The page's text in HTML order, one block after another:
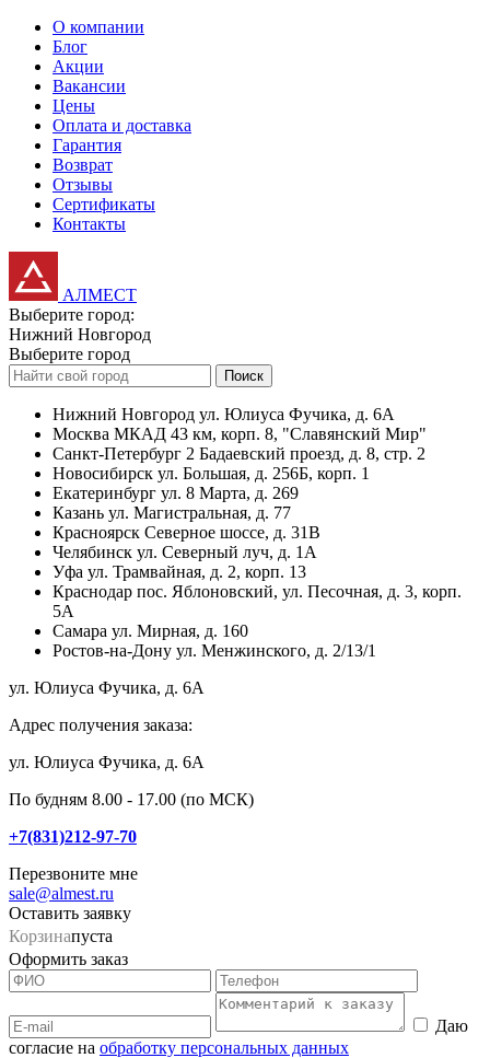
О компании
Блог
Акции
Вакансии
Цены
Оплата и доставка
Гарантия
Возврат
Отзывы
Сертификаты
Контакты
АЛМЕСТ
Выберите город:
Нижний Новгород
Выберите город
Поиск
Нижний Новгород ул. Юлиуса Фучика, д. 6А
Москва МКАД 43 км, корп. 8, "Славянский Мир"
Санкт-Петербург 2 Бадаевский проезд, д. 8, стр. 2
Новосибирск ул. Большая, д. 256Б, корп. 1
Екатеринбург ул. 8 Марта, д. 269
Казань ул. Магистральная, д. 77
Красноярск Северное шоссе, д. 31В
Челябинск ул. Северный луч, д. 1А
Уфа ул. Трамвайная, д. 2, корп. 13
Краснодар пос. Яблоновский, ул. Песочная, д. 3, корп.
5А
Самара ул. Мирная, д. 160
Ростов-на-Дону ул. Менжинского, д. 2/13/1
ул. Юлиуса Фучика, д. 6А
Адрес получения заказа:
ул. Юлиуса Фучика, д. 6А
По будням 8.00 - 17.00 (по МСК)
+7(831)212-97-70
Перезвоните мне
sale@almest.ru
Оставить заявку
Корзинапуста
Оформить заказ
Даю
согласие на обработку персональных данных